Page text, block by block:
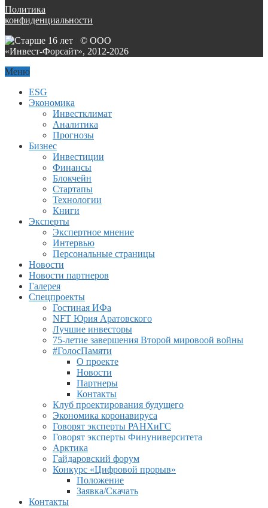
Политика
конфиденциальности
© ООО
«Инвест-Форсайт», 2012-2026
Меню
ESG
Экономика
Инвестклимат
Аналитика
Прогнозы
Бизнес
Инвестиции
Финансы
Блокчейн
Стартапы
Технологии
Книги
Эксперты
Экспертное мнение
Интервью
Персональные страницы
Новости
Новости партнеров
Галерея
Спецпроекты
Гостиная ИФа
NFT Юрия Аратовского
Лучшие инвесторы
75-летие завершения Второй мировоой войны
#ГолосПамяти
О проекте
Новости
Партнеры
Контакты
Клуб проектирования будущего
Экономика коронавируса
Говорят эксперты РАНХиГС
Говорят эксперты Финуниверситета
Арктика
Гайдаровский форум
Конкурс «Цифровой прорыв»
Положение
Заявка/Скачать
Контакты